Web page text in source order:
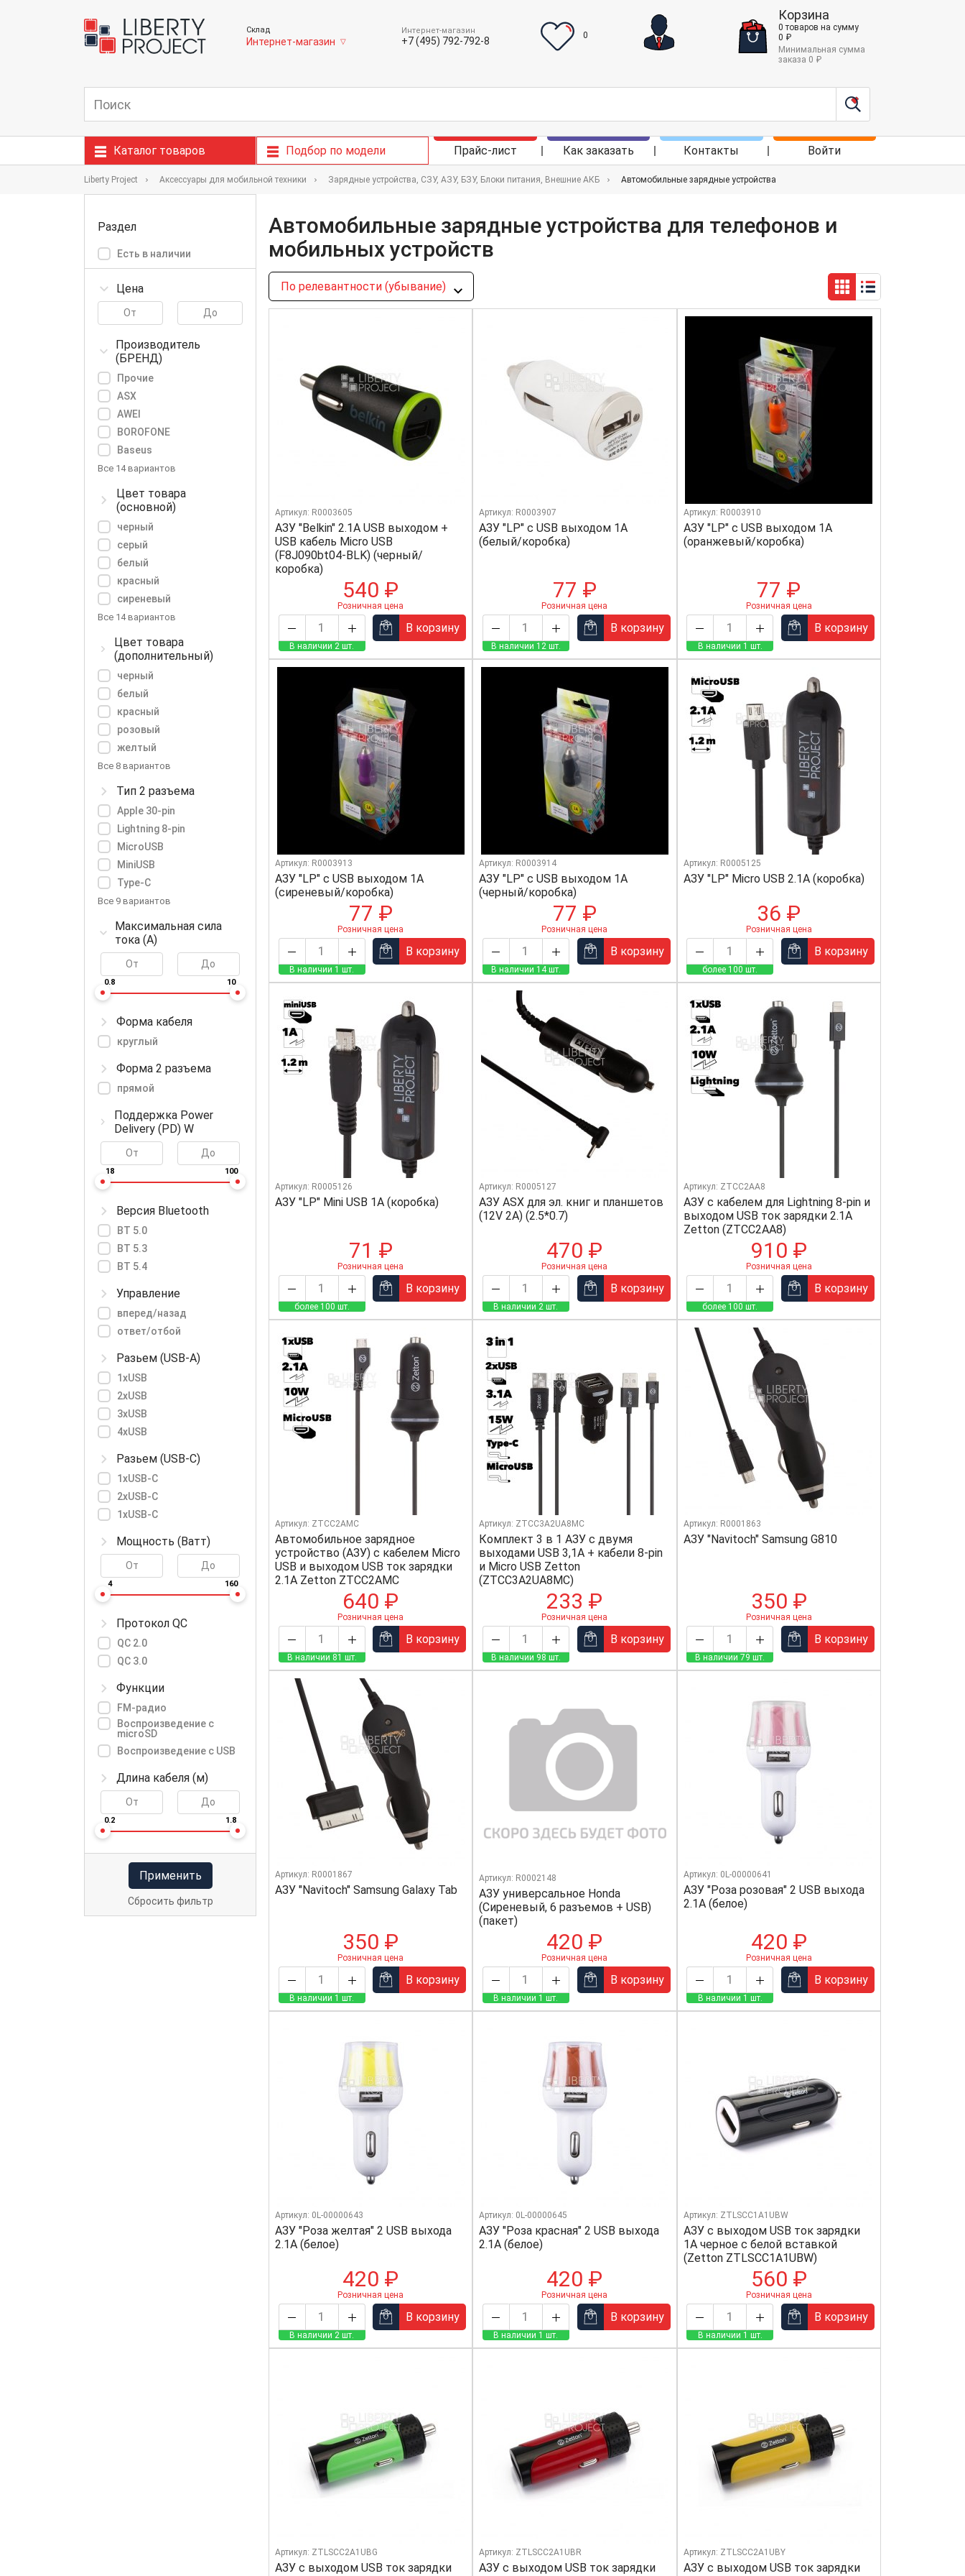
Склад
Интернет-магазин ▽
Интернет-магазин
+7 (495) 792-792-8
0
Корзина
0 товаров на сумму
0 ₽
Минимальная сумма
заказа 0 ₽
Каталог товаров Подбор по модели Прайс-лист Как заказать Контакты Войти
Liberty Project Аксессуары для мобильной техники Зарядные устройства, СЗУ, АЗУ, БЗУ, Блоки питания, Внешние АКБ Автомобильные зарядные устройства
Раздел
Есть в наличии
Цена
Производитель
(БРЕНД)
Прочие
ASX
AWEI
BOROFONE
Baseus
Все 14 вариантов
Цвет товара
(основной)
черный
серый
белый
красный
сиреневый
Все 14 вариантов
Цвет товара
(дополнительный)
черный
белый
красный
розовый
желтый
Все 8 вариантов
Тип 2 разъема
Apple 30-pin
Lightning 8-pin
MicroUSB
MiniUSB
Type-C
Все 9 вариантов
Максимальная сила
тока (А)
0.8 10
Форма кабеля
круглый
Форма 2 разъема
прямой
Поддержка Power
Delivery (PD) W
18 100
Версия Bluetooth
BT 5.0
BT 5.3
BT 5.4
Управление
вперед/назад
ответ/отбой
Разьем (USB-A)
1xUSB
2xUSB
3xUSB
4xUSB
Разьем (USB-C)
1xUSB-C
2xUSB-C
1xUSB-С
Мощность (Ватт)
4 160
Протокол QC
QC 2.0
QC 3.0
Функции
FM-радио
Воспроизведение с
microSD
Воспроизведение с USB
Длина кабеля (м)
0.2 1.8
Применить
Сбросить фильтр
Автомобильные зарядные устройства для телефонов и
мобильных устройств
По релевантности (убывание)
АЗУ "Belkin" 2.1A USB выходом +
USB кабель Micro USB
(F8J090bt04-BLK) (черный/
коробка)
Артикул: R0003605
540 ₽
Розничная цена
В наличии 2 шт.
В корзину
АЗУ "LP" с USB выходом 1А
(белый/коробка)
Артикул: R0003907
77 ₽
Розничная цена
В наличии 12 шт.
В корзину
АЗУ "LP" с USB выходом 1А
(оранжевый/коробка)
Артикул: R0003910
77 ₽
Розничная цена
В наличии 1 шт.
В корзину
АЗУ "LP" с USB выходом 1А
(сиреневый/коробка)
Артикул: R0003913
77 ₽
Розничная цена
В наличии 1 шт.
В корзину
АЗУ "LP" с USB выходом 1А
(черный/коробка)
Артикул: R0003914
77 ₽
Розничная цена
В наличии 14 шт.
В корзину
АЗУ "LP" Micro USB 2.1A (коробка)
Артикул: R0005125
36 ₽
Розничная цена
более 100 шт.
В корзину
АЗУ "LP" Mini USB 1A (коробка)
Артикул: R0005126
71 ₽
Розничная цена
более 100 шт.
В корзину
АЗУ ASX для эл. книг и планшетов
(12V 2A) (2.5*0.7)
Артикул: R0005127
470 ₽
Розничная цена
В наличии 2 шт.
В корзину
АЗУ с кабелем для Lightning 8-pin и
выходом USB ток зарядки 2.1А
Zetton (ZTCC2AA8)
Артикул: ZTCC2AA8
910 ₽
Розничная цена
более 100 шт.
В корзину
Автомобильное зарядное
устройство (АЗУ) с кабелем Micro
USB и выходом USB ток зарядки
2.1А Zetton ZTCC2AMC
Артикул: ZTCC2AMC
640 ₽
Розничная цена
В наличии 81 шт.
В корзину
Комплект 3 в 1 АЗУ с двумя
выходами USB 3,1А + кабели 8-pin
и Micro USB Zetton
(ZTCC3A2UA8MC)
Артикул: ZTCC3A2UA8MC
233 ₽
Розничная цена
В наличии 98 шт.
В корзину
АЗУ "Navitoch" Samsung G810
Артикул: R0001863
350 ₽
Розничная цена
В наличии 79 шт.
В корзину
АЗУ "Navitoch" Samsung Galaxy Tab
Артикул: R0001867
350 ₽
Розничная цена
В наличии 1 шт.
В корзину
АЗУ универсальное Honda
(Сиреневый, 6 разъемов + USB)
(пакет)
Артикул: R0002148
420 ₽
Розничная цена
В наличии 1 шт.
В корзину
АЗУ "Роза розовая" 2 USB выхода
2.1А (белое)
Артикул: 0L-00000641
420 ₽
Розничная цена
В наличии 1 шт.
В корзину
АЗУ "Роза желтая" 2 USB выхода
2.1А (белое)
Артикул: 0L-00000643
420 ₽
Розничная цена
В наличии 2 шт.
В корзину
АЗУ "Роза красная" 2 USB выхода
2.1А (белое)
Артикул: 0L-00000645
420 ₽
Розничная цена
В наличии 1 шт.
В корзину
АЗУ с выходом USB ток зарядки
1А черное с белой вставкой
(Zetton ZTLSCC1A1UBW)
Артикул: ZTLSCC1A1UBW
560 ₽
Розничная цена
В наличии 1 шт.
В корзину
АЗУ с выходом USB ток зарядки
Артикул: ZTLSCC2A1UBG
АЗУ с выходом USB ток зарядки
Артикул: ZTLSCC2A1UBR
АЗУ с выходом USB ток зарядки
Артикул: ZTLSCC2A1UBY